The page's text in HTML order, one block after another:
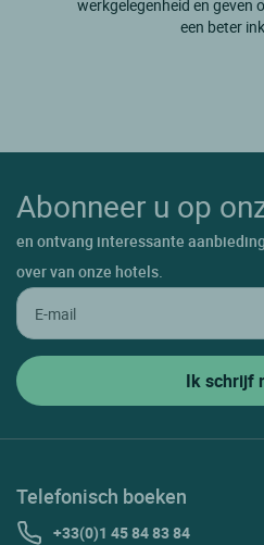
werkgelegenheid en geven
een beter
Abonneer u op
en ontvang interessante
over van onze hotels.
Telefonisch boeken
+33(0)1 45 84 83 84